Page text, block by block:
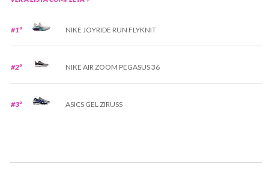
#1º NIKE JOYRIDE RUN FLYKNIT
#2º NIKE AIR ZOOM PEGASUS 36
#3º ASICS GEL ZIRUSS